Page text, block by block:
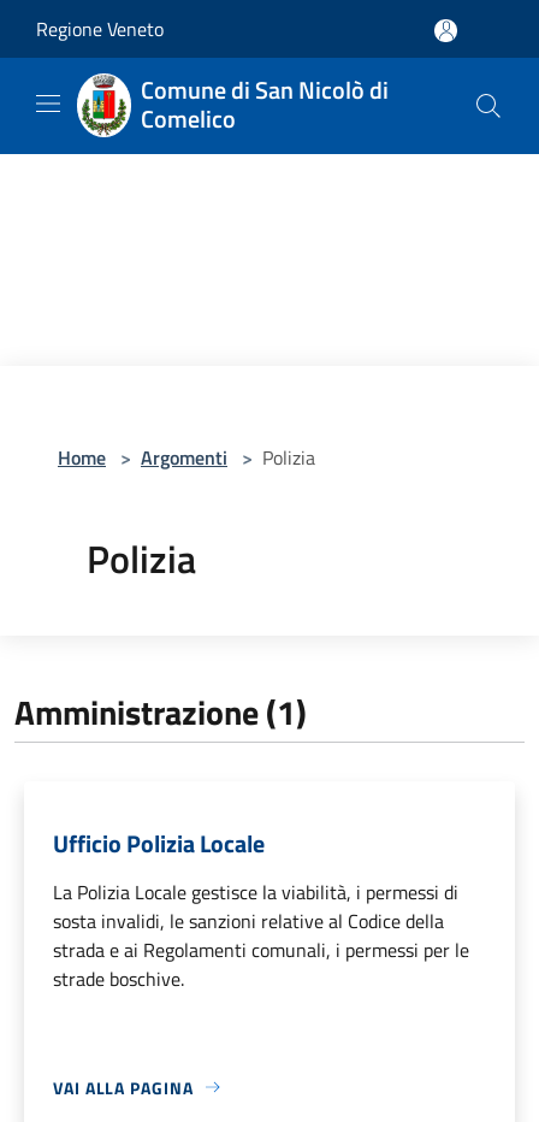
Regione Veneto
Comune di San Nicolò di
Comelico
Home > Argomenti > Polizia
Polizia
Amministrazione (1)
Ufficio Polizia Locale
La Polizia Locale gestisce la viabilità, i permessi di
sosta invalidi, le sanzioni relative al Codice della
strada e ai Regolamenti comunali, i permessi per le
strade boschive.
VAI ALLA PAGINA